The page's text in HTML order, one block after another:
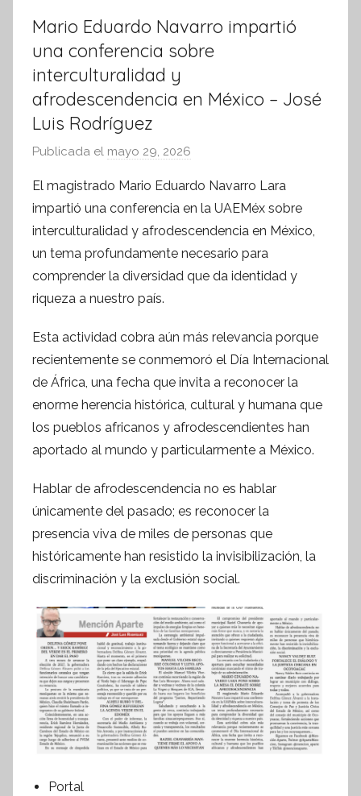
Mario Eduardo Navarro impartió
una conferencia sobre
interculturalidad y
afrodescendencia en México – José
Luis Rodríguez
Publicada el mayo 29, 2026
r
S
í
n
t
i
s
I
n
f
o
m
a
t
El magistrado Mario Eduardo Navarro Lara
impartió una conferencia en la UAEMéx sobre
interculturalidad y afrodescendencia en México,
un tema profundamente necesario para
comprender la diversidad que da identidad y
riqueza a nuestro país.
Esta actividad cobra aún más relevancia porque
recientemente se conmemoró el Día Internacional
de África, una fecha que invita a reconocer la
enorme herencia histórica, cultural y humana que
los pueblos africanos y afrodescendientes han
aportado al mundo y particularmente a México.
Hablar de afrodescendencia no es hablar
únicamente del pasado; es reconocer la
presencia viva de miles de personas que
históricamente han resistido la invisibilización, la
discriminación y la exclusión social.
Portal